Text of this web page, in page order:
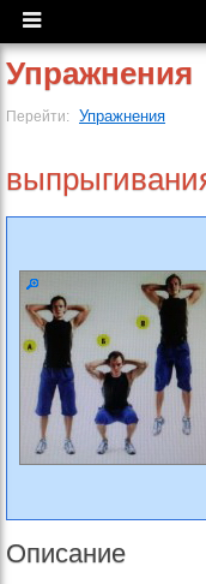
Упражнения
Перейти: Упражнения
Описание